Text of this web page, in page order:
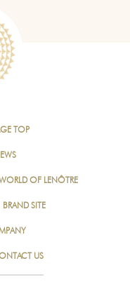
TOP
OF LENÔTRE
BRAND SITE
US